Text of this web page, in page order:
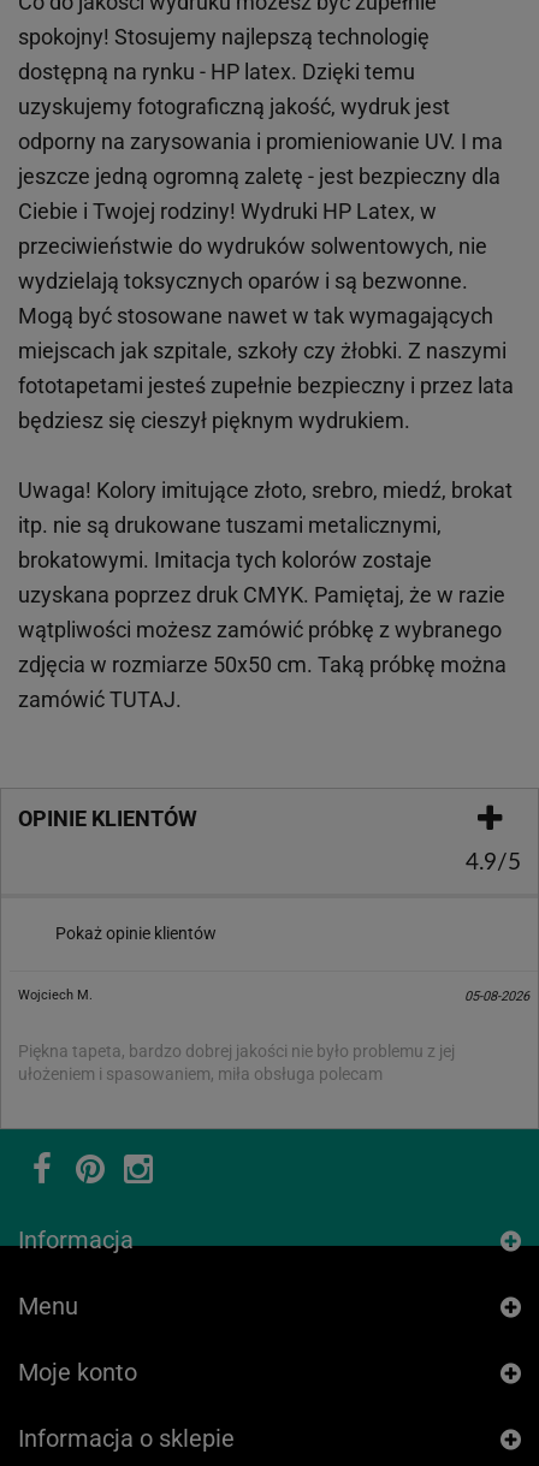
spokojny! Stosujemy najlepszą technologię
dostępną na rynku - HP latex. Dzięki temu
uzyskujemy fotograficzną jakość, wydruk jest
odporny na zarysowania i promieniowanie UV. I ma
jeszcze jedną ogromną zaletę - jest bezpieczny dla
Ciebie i Twojej rodziny! Wydruki HP Latex, w
przeciwieństwie do wydruków solwentowych, nie
wydzielają toksycznych oparów i są bezwonne.
Mogą być stosowane nawet w tak wymagających
miejscach jak szpitale, szkoły czy żłobki. Z naszymi
fototapetami jesteś zupełnie bezpieczny i przez lata
będziesz się cieszył pięknym wydrukiem.
Uwaga! Kolory imitujące złoto, srebro, miedź, brokat
itp. nie są drukowane tuszami metalicznymi,
brokatowymi. Imitacja tych kolorów zostaje
uzyskana poprzez druk CMYK. Pamiętaj, że w razie
wątpliwości możesz zamówić próbkę z wybranego
zdjęcia w rozmiarze 50x50 cm. Taką próbkę można
zamówićTUTAJ.
OPINIE KLIENTÓW
4.9/5
Pokaż opinie klientów
Wojciech M. 05-08-2026
Piękna tapeta, bardzo dobrej jakości nie było problemu z jej
ułożeniem i spasowaniem, miła obsługa polecam
Informacja
Menu
Moje konto
Informacja o sklepie